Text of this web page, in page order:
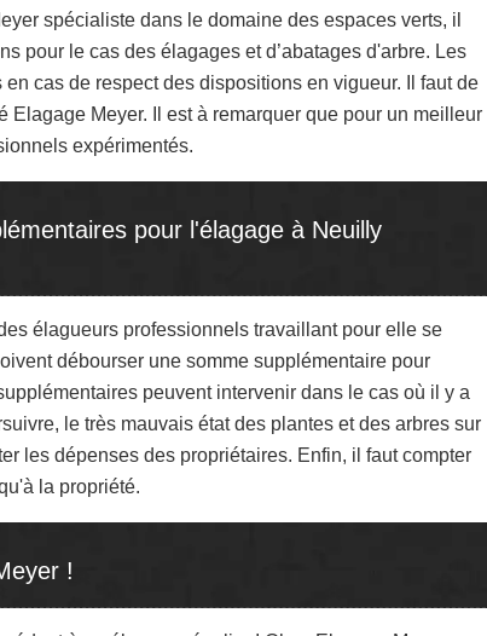
spécialiste dans le domaine des espaces verts, il
pour le cas des élagages et d’abatages d'arbre. Les
cas de respect des dispositions en vigueur. Il faut de
Meyer. Il est à remarquer que pour un meilleur
expérimentés.
pour l'élagage à Neuilly
élagueurs professionnels travaillant pour elle se
débourser une somme supplémentaire pour
peuvent intervenir dans le cas où il y a
le très mauvais état des plantes et des arbres sur
les dépenses des propriétaires. Enfin, il faut compter
la propriété.
!